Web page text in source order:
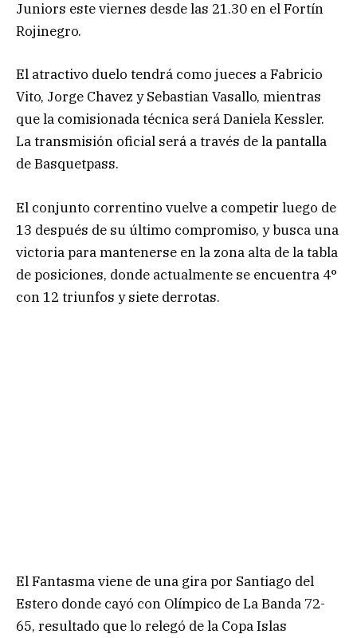
Juniors este viernes desde las 21.30 en el Fortín
Rojinegro.
El atractivo duelo tendrá como jueces a Fabricio
Vito, Jorge Chavez y Sebastian Vasallo, mientras
que la comisionada técnica será Daniela Kessler.
La transmisión oficial será a través de la pantalla
de Basquetpass.
El conjunto correntino vuelve a competir luego de
13 después de su último compromiso, y busca una
victoria para mantenerse en la zona alta de la tabla
de posiciones, donde actualmente se encuentra 4°
con 12 triunfos y siete derrotas.
El Fantasma viene de una gira por Santiago del
Estero donde cayó con Olímpico de La Banda 72-
65, resultado que lo relegó de la Copa Islas